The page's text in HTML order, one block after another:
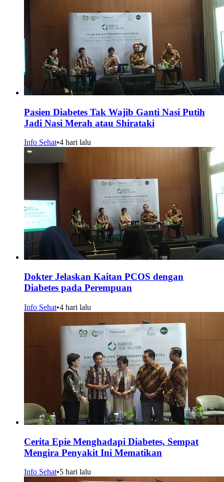
Pasien Diabetes Tak Wajib Ganti Nasi Putih
Jadi Nasi Merah atau Shirataki
Info Sehat•4 hari lalu
Dokter Jelaskan Kaitan PCOS dengan
Diabetes pada Perempuan
Info Sehat•4 hari lalu
Cerita Epie Menghadapi Diabetes, Sempat
Mengira Penyakit Ini Mematikan
Info Sehat•5 hari lalu